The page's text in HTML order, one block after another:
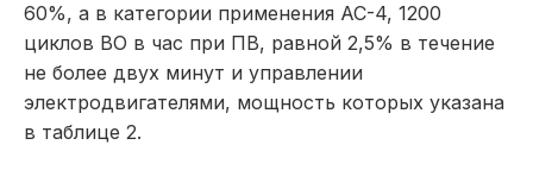
60%, а в категории применения АС-4, 1200
циклов ВО в час при ПВ, равной 2,5% в течение
не более двух минут и управлении
электродвигателями, мощность которых указана
в таблице 2.